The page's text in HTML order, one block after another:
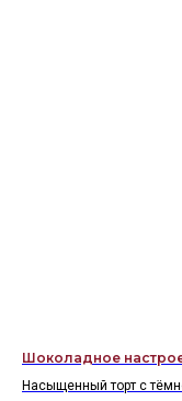
Шоколадное
Насыщенный торт с